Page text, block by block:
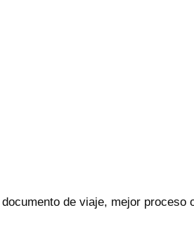
de viaje, mejor proceso